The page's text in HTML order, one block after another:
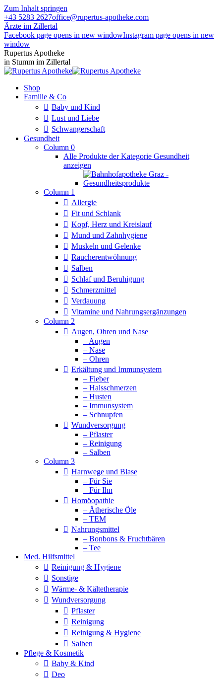
Zum Inhalt springen
+43 5283 2627office@rupertus-apotheke.com
Ärzte im Zillertal
Facebook page opens in new windowInstagram page opens in new
window
Rupertus Apotheke
in Stumm im Zillertal
Shop
Familie & Co
Baby und Kind
Lust und Liebe
Schwangerschaft
Gesundheit
Column 0
Alle Produkte der Kategorie Gesundheit
anzeigen
Column 1
Allergie
Fit und Schlank
Kopf, Herz und Kreislauf
Mund und Zahnhygiene
Muskeln und Gelenke
Raucherentwöhnung
Salben
Schlaf und Beruhigung
Schmerzmittel
Verdauung
Vitamine und Nahrungsergänzungen
Column 2
Augen, Ohren und Nase
– Augen
– Nase
– Ohren
Erkältung und Immunsystem
– Fieber
– Halsschmerzen
– Husten
– Immunsystem
– Schnupfen
Wundversorgung
– Pflaster
– Reinigung
– Salben
Column 3
Harnwege und Blase
– Für Sie
– Für Ihn
Homöopathie
– Ätherische Öle
– TEM
Nahrungsmittel
– Bonbons & Fruchtbären
– Tee
Med. Hilfsmittel
Reinigung & Hygiene
Sonstige
Wärme- & Kältetherapie
Wundversorgung
Pflaster
Reinigung
Reinigung & Hygiene
Salben
Pflege & Kosmetik
Baby & Kind
Deo